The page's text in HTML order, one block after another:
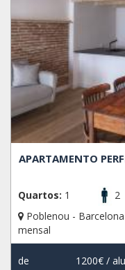
APARTAMENTO
Quartos: 1 2
Poblenou - Barcelona
mensal
de 1200€/